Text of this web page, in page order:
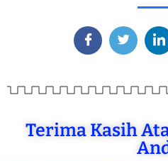
Terima Kasih